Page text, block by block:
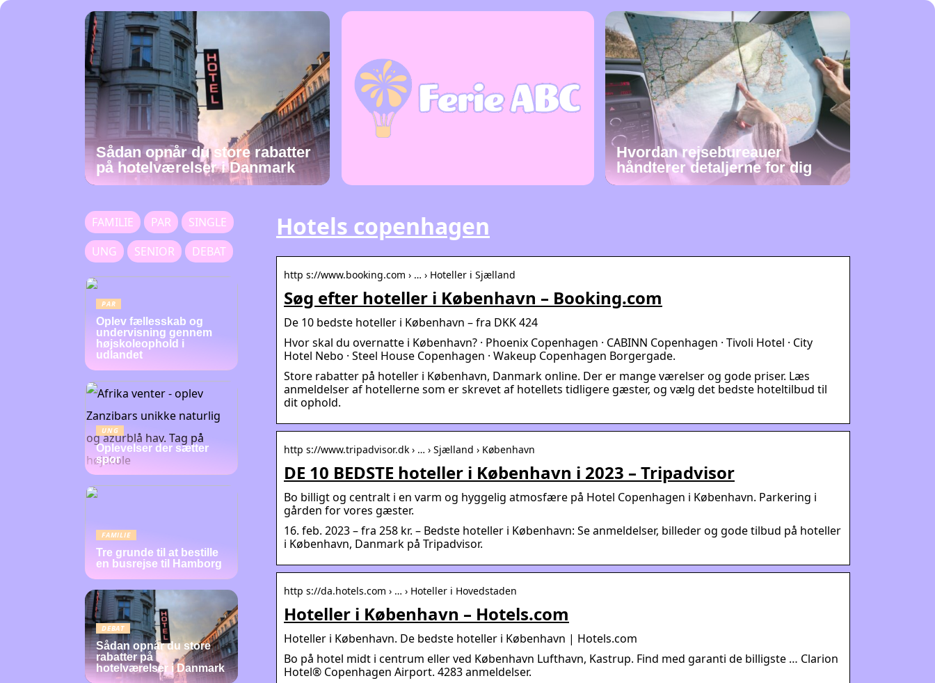
Sådan opnår du store rabatter
på hotelværelser i Danmark
Hvordan rejsebureauer
håndterer detaljerne for dig
Hotels copenhagen
http s://www.booking.com › … › Hoteller i Sjælland
Søg efter hoteller i København – Booking.com
De 10 bedste hoteller i København – fra DKK 424
Hvor skal du overnatte i København? · Phoenix Copenhagen · CABINN Copenhagen · Tivoli Hotel · City
Hotel Nebo · Steel House Copenhagen · Wakeup Copenhagen Borgergade.
Store rabatter på hoteller i København, Danmark online. Der er mange værelser og gode priser. Læs
anmeldelser af hotellerne som er skrevet af hotellets tidligere gæster, og vælg det bedste hoteltilbud til
dit ophold.
http s://www.tripadvisor.dk › … › Sjælland › København
DE 10 BEDSTE hoteller i København i 2023 – Tripadvisor
Bo billigt og centralt i en varm og hyggelig atmosfære på Hotel Copenhagen i København. Parkering i
gården for vores gæster.
16. feb. 2023 – fra 258 kr. – Bedste hoteller i København: Se anmeldelser, billeder og gode tilbud på hoteller
i København, Danmark på Tripadvisor.
http s://da.hotels.com › … › Hoteller i Hovedstaden
Hoteller i København – Hotels.com
Hoteller i København. De bedste hoteller i København | Hotels.com
Bo på hotel midt i centrum eller ved København Lufthavn, Kastrup. Find med garanti de billigste … Clarion
Hotel® Copenhagen Airport. 4283 anmeldelser.
FAMILIE PAR
SINGLE
UNG
SENIOR DEBAT
PAR
Oplev fællesskab og
undervisning gennem
højskoleophold i
udlandet
UNG
Oplevelser der sætter
spor
FAMILIE
Tre grunde til at bestille
en busrejse til Hamborg
DEBAT
Sådan opnår du store
rabatter på
hotelværelser i Danmark